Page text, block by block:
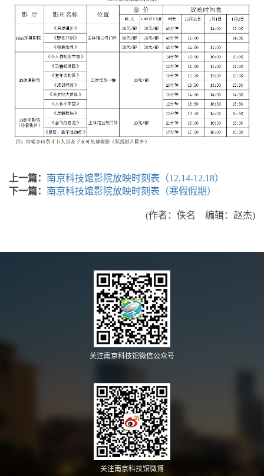
上一篇： 南京科技馆影院放映时刻表（12.14-12.18）
下一篇： 南京科技馆影院放映时刻表（寒假假期）
(作者：佚名 编辑：赵杰)
关注南京科技馆微信公众号
关注南京科技馆微博